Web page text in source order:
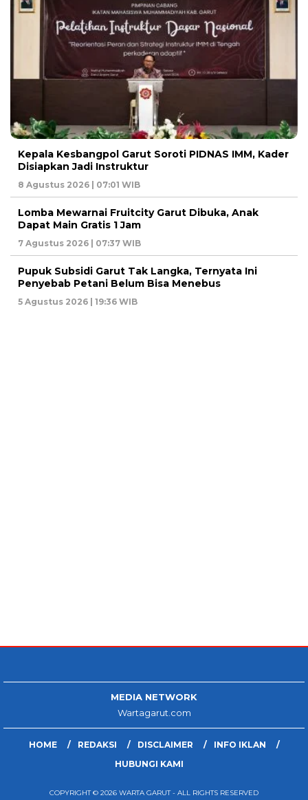
Kepala Kesbangpol Garut Soroti PIDNAS IMM, Kader
Disiapkan Jadi Instruktur
8 Agustus 2026 | 07:01 WIB
Lomba Mewarnai Fruitcity Garut Dibuka, Anak
Dapat Main Gratis 1 Jam
7 Agustus 2026 | 07:37 WIB
Pupuk Subsidi Garut Tak Langka, Ternyata Ini
Penyebab Petani Belum Bisa Menebus
5 Agustus 2026 | 19:36 WIB
MEDIA NETWORK
Wartagarut.com
HOME REDAKSI DISCLAIMER
INFO IKLAN
HUBUNGI KAMI
COPYRIGHT © 2026 WARTA GARUT - ALL RIGHTS RESERVED